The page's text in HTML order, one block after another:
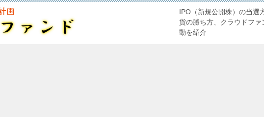
IPO（新規公開株）の当選
貨の勝ち方、クラウドフ
動を紹介